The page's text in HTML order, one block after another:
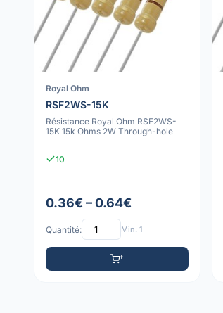
Royal Ohm
RSF2WS-15K
Résistance Royal Ohm RSF2WS-
15K 15k Ohms 2W Through-hole
10
0.36€ – 0.64€
Quantité: Min: 1